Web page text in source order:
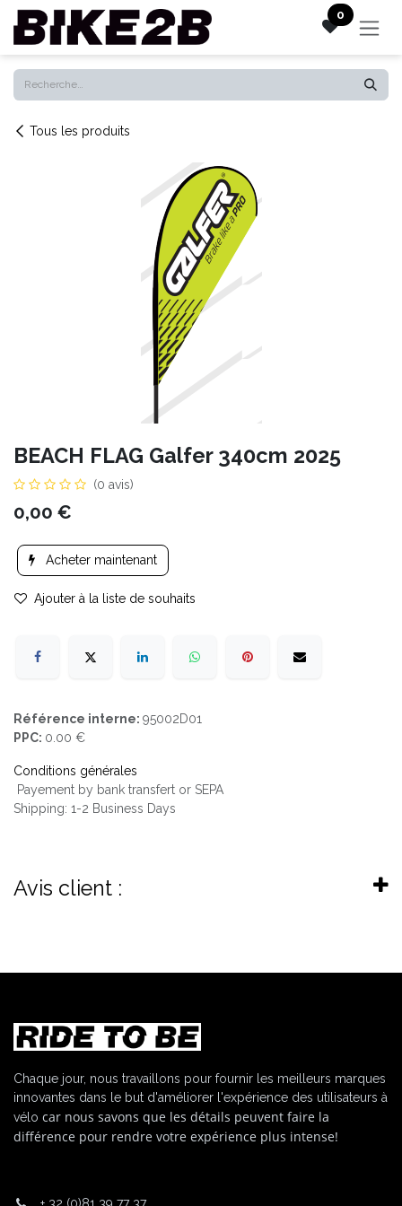
Se rendre au contenu 0
Tous les produits
BEACH FLAG Galfer 340cm 2025
(0 avis)
0,00 €
Acheter maintenant
Ajouter à la liste de souhaits
Référence interne: 95002D01
PPC: 0.00 €
Conditions générales
Payement by bank transfert or SEPA
Shipping: 1-2 Business Days
Avis client :
Chaque jour, nous travaillons pour fournir les meilleurs marques
innovantes dans le but d'améliorer l'expérience des utilisateurs à
vélo car nous savons que les détails peuvent faire la
différence pour rendre votre expérience plus intense!
+ 32 (0)81 39 77 37